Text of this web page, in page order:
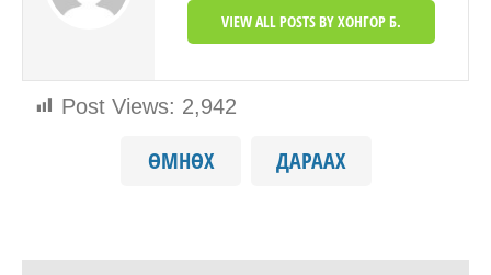
Post Views: 2,942
VIEW ALL POSTS BY ХОНГОР Б.
ӨМНӨХ ДАРААХ